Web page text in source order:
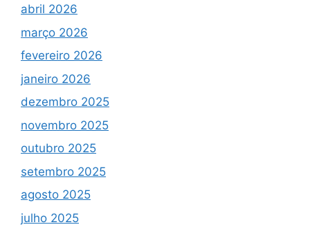
abril 2026
março 2026
fevereiro 2026
janeiro 2026
dezembro 2025
novembro 2025
outubro 2025
setembro 2025
agosto 2025
julho 2025